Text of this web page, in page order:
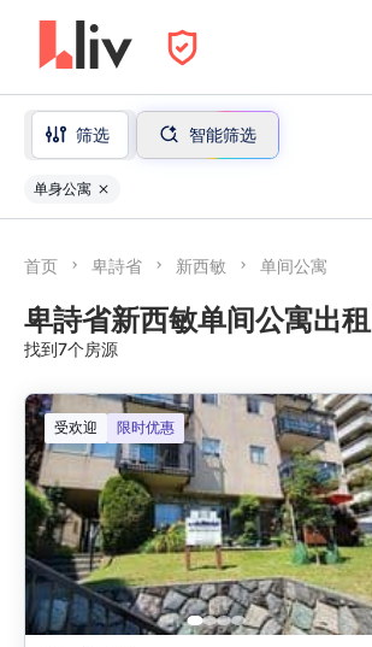
筛选 智能筛选
单身公寓
首页 卑詩省 新西敏 单间公寓
卑詩省新西敏单间公寓出租
找到7个房源
受欢迎 限时优惠